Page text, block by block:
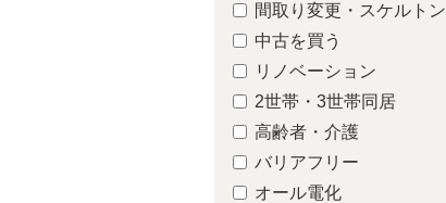
間取り変更・スケルトン
中古を買う
リノベーション
2世帯・3世帯同居
高齢者・介護
バリアフリー
オール電化